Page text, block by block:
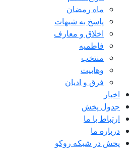
ماه رمضان
پاسخ به شبهات
اخلاق و معارف
فاطمیه
منتخب
وهابیت
فرق و ادیان
اخبار
جدول پخش
ارتباط با ما
درباره ما
پخش در شبکه روکو